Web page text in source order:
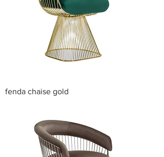
fenda chaise gold